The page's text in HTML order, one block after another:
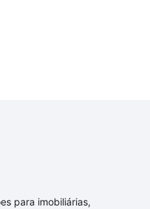
para imobiliárias,